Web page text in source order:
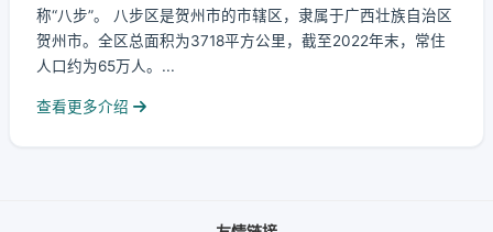
称“八步”。 八步区是贺州市的市辖区，隶属于广西壮族自治区
贺州市。全区总面积为3718平方公里，截至2022年末，常住
人口约为65万人。...
查看更多介绍